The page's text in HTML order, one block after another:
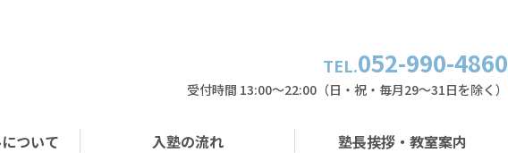
TEL.052-990-4860
受付時間 13:00〜22:00（日・祝・毎月29～31日を除く）
ついて 入塾の流れ 塾長挨拶・教室案内